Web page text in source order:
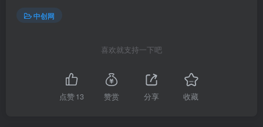
中创网
喜欢就支持一下吧
点赞13 赞赏 分享 收藏